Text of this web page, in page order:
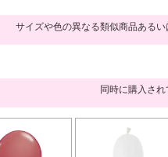
サイズや色の異なる類似商品ある
同時に購入さ